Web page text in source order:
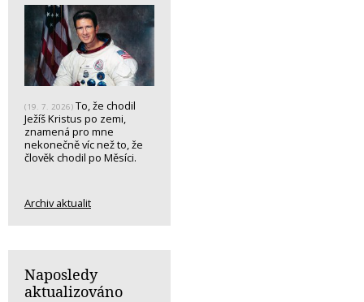
(19. 7. 2026) To, že chodil
Ježíš Kristus po zemi,
znamená pro mne
nekonečně víc než to, že
člověk chodil po Měsíci.
Archiv aktualit
Naposledy
aktualizováno